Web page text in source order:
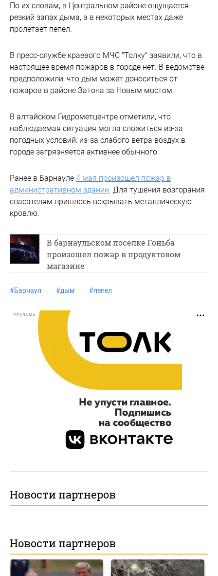
По их словам, в Центральном районе ощущается
резкий запах дыма, а в некоторых местах даже
пролетает пепел.
В пресс-службе краевого МЧС "Толку" заявили, что в
настоящее время пожаров в городе нет. В ведомстве
предположили, что дым может доноситься от
пожаров в районе Затона за Новым мостом.
В алтайском Гидрометцентре отметили, что
наблюдаемая ситуация могла сложиться из-за
погодных условий: из-за слабого ветра воздух в
городе загрязняется активнее обычного.
Ранее в Барнауле 4 мая произошел пожар в
административном здании . Для тушения возгорания
спасателям пришлось вскрывать металлическую
кровлю.
В барнаульском поселке Гоньба
произошел пожар в продуктовом
магазине
#Барнаул #дым #пепел
РЕКЛАМА
Новости партнеров
Новости партнеров